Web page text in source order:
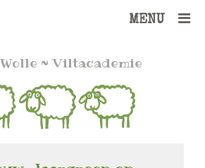
~ Viltacademie
MENU